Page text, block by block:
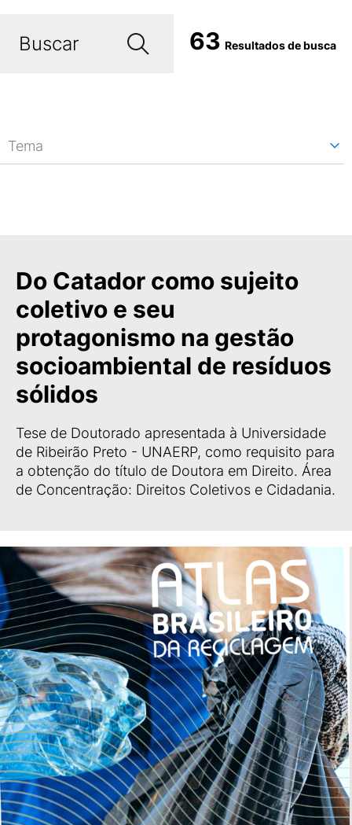
63 Resultados de busca
Tema
Do Catador como sujeito
coletivo e seu
protagonismo na gestão
socioambiental de resíduos
sólidos
Tese de Doutorado apresentada à Universidade
de Ribeirão Preto - UNAERP, como requisito para
a obtenção do título de Doutora em Direito. Área
de Concentração: Direitos Coletivos e Cidadania.